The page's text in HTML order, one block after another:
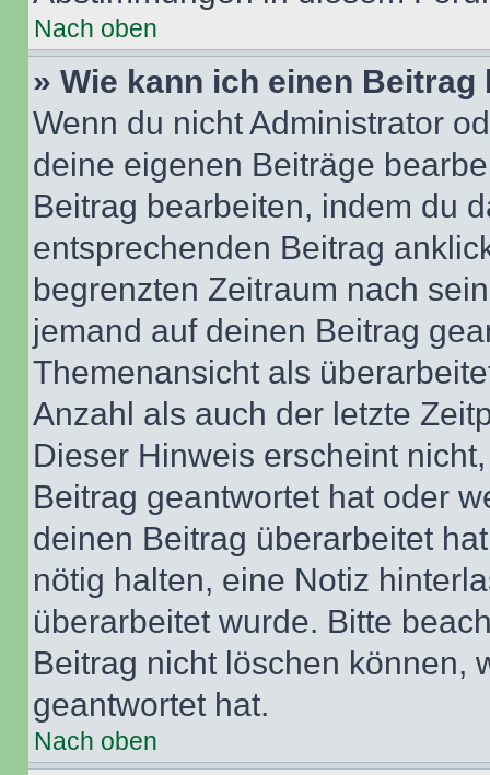
Nach oben
» Wie kann ich einen
Wenn du nicht Administrator
deine eigenen Beiträge
Beitrag bearbeiten, indem du
entsprechenden Beitrag
begrenzten Zeitraum nach
jemand auf deinen Beitrag
Themenansicht als
Anzahl als auch der letzte
Dieser Hinweis erscheint
Beitrag geantwortet hat oder
deinen Beitrag überarbeitet
nötig halten, eine Notiz
überarbeitet wurde. Bitte
Beitrag nicht löschen können,
geantwortet hat.
Nach oben